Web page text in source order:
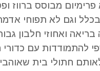
מבוסס ברווז
בכלל וגם לא תפוחי
ואחוזי חלבון
להתמודדות עם כדורי
חתולי בית